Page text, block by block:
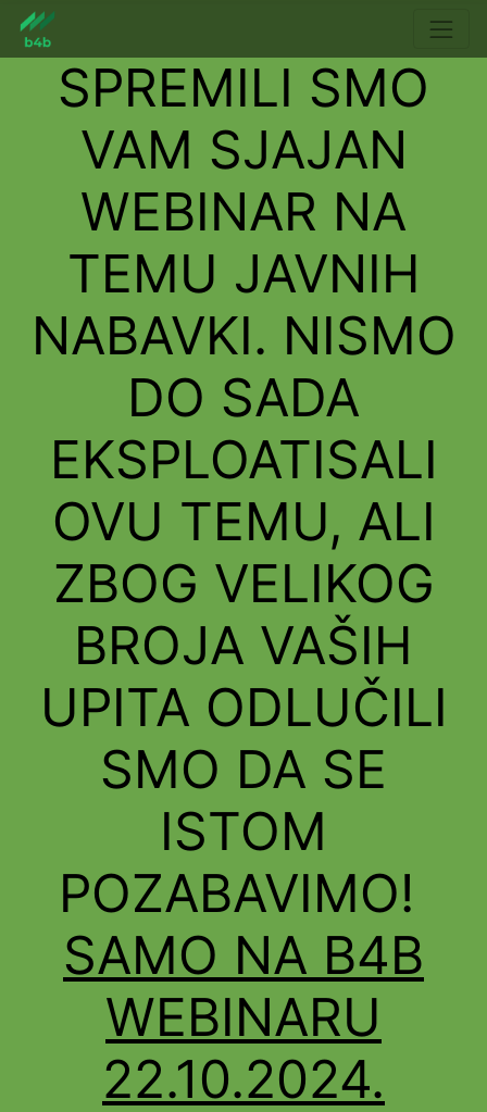
SPREMILI SMO
VAM SJAJAN
WEBINAR NA
TEMU JAVNIH
NABAVKI. NISMO
DO SADA
EKSPLOATISALI
OVU TEMU, ALI
ZBOG VELIKOG
BROJA VAŠIH
UPITA ODLUČILI
SMO DA SE
ISTOM
POZABAVIMO!
SAMO NA B4B
WEBINARU
22.10.2024.